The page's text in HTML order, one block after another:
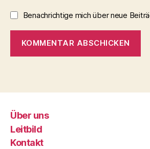
Benachrichtige mich über neue
Über uns
Leitbild
Kontakt